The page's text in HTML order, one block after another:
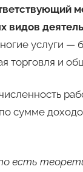
видов
услуги
торговля и
сумме
есть